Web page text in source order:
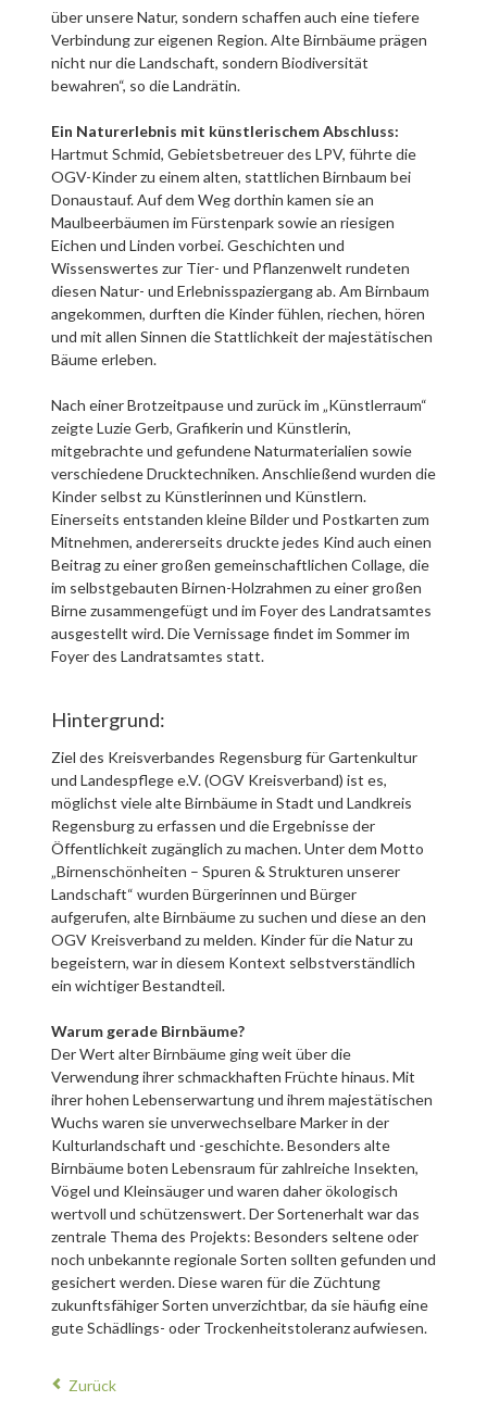
über unsere Natur, sondern schaffen auch eine tiefere
Verbindung zur eigenen Region. Alte Birnbäume prägen
nicht nur die Landschaft, sondern Biodiversität
bewahren“, so die Landrätin.
Ein Naturerlebnis mit künstlerischem Abschluss:
Hartmut Schmid, Gebietsbetreuer des LPV, führte die
OGV-Kinder zu einem alten, stattlichen Birnbaum bei
Donaustauf. Auf dem Weg dorthin kamen sie an
Maulbeerbäumen im Fürstenpark sowie an riesigen
Eichen und Linden vorbei. Geschichten und
Wissenswertes zur Tier- und Pflanzenwelt rundeten
diesen Natur- und Erlebnisspaziergang ab. Am Birnbaum
angekommen, durften die Kinder fühlen, riechen, hören
und mit allen Sinnen die Stattlichkeit der majestätischen
Bäume erleben.
Nach einer Brotzeitpause und zurück im „Künstlerraum“
zeigte Luzie Gerb, Grafikerin und Künstlerin,
mitgebrachte und gefundene Naturmaterialien sowie
verschiedene Drucktechniken. Anschließend wurden die
Kinder selbst zu Künstlerinnen und Künstlern.
Einerseits entstanden kleine Bilder und Postkarten zum
Mitnehmen, andererseits druckte jedes Kind auch einen
Beitrag zu einer großen gemeinschaftlichen Collage, die
im selbstgebauten Birnen-Holzrahmen zu einer großen
Birne zusammengefügt und im Foyer des Landratsamtes
ausgestellt wird. Die Vernissage findet im Sommer im
Foyer des Landratsamtes statt.
Hintergrund:
Ziel des Kreisverbandes Regensburg für Gartenkultur
und Landespflege e.V. (OGV Kreisverband) ist es,
möglichst viele alte Birnbäume in Stadt und Landkreis
Regensburg zu erfassen und die Ergebnisse der
Öffentlichkeit zugänglich zu machen. Unter dem Motto
„Birnenschönheiten – Spuren & Strukturen unserer
Landschaft“ wurden Bürgerinnen und Bürger
aufgerufen, alte Birnbäume zu suchen und diese an den
OGV Kreisverband zu melden. Kinder für die Natur zu
begeistern, war in diesem Kontext selbstverständlich
ein wichtiger Bestandteil.
Warum gerade Birnbäume?
Der Wert alter Birnbäume ging weit über die
Verwendung ihrer schmackhaften Früchte hinaus. Mit
ihrer hohen Lebenserwartung und ihrem majestätischen
Wuchs waren sie unverwechselbare Marker in der
Kulturlandschaft und -geschichte. Besonders alte
Birnbäume boten Lebensraum für zahlreiche Insekten,
Vögel und Kleinsäuger und waren daher ökologisch
wertvoll und schützenswert. Der Sortenerhalt war das
zentrale Thema des Projekts: Besonders seltene oder
noch unbekannte regionale Sorten sollten gefunden und
gesichert werden. Diese waren für die Züchtung
zukunftsfähiger Sorten unverzichtbar, da sie häufig eine
gute Schädlings- oder Trockenheitstoleranz aufwiesen.
Zurück